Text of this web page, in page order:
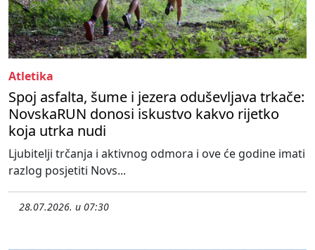
Atletika
Spoj asfalta, šume i jezera oduševljava trkače:
NovskaRUN donosi iskustvo kakvo rijetko
koja utrka nudi
Ljubitelji trčanja i aktivnog odmora i ove će godine imati
razlog posjetiti Novs...
28.07.2026. u 07:30